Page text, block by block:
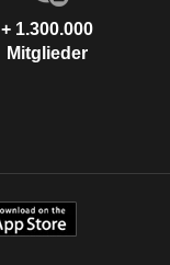
+ 1.300.000
Mitglieder